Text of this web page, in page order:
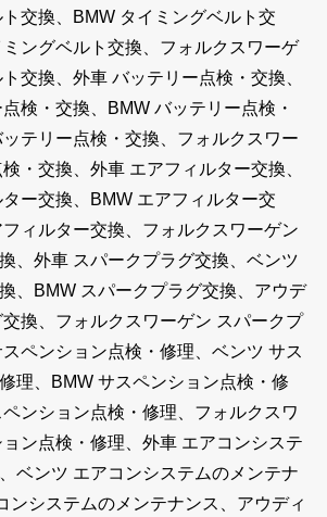
交換、BMW タイミングベルト交
ングベルト交換、フォルクスワーゲ
交換、外車 バッテリー点検・交換、
検・交換、BMW バッテリー点検・
テリー点検・交換、フォルクスワー
・交換、外車 エアフィルター交換、
ー交換、BMW エアフィルター交
ィルター交換、フォルクスワーゲン
、外車 スパークプラグ交換、ベンツ
、BMW スパークプラグ交換、アウデ
換、フォルクスワーゲン スパークプ
ペンション点検・修理、ベンツ サス
理、BMW サスペンション点検・修
ンション点検・修理、フォルクスワ
ン点検・修理、外車 エアコンシステ
ベンツ エアコンシステムのメンテナ
ンシステムのメンテナンス、アウディ